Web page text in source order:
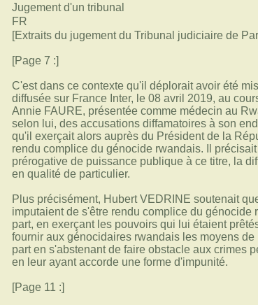
Jugement d'un tribunal
FR
[Extraits du jugement du Tribunal judiciaire de
[Page 7 :]
C'est dans ce contexte qu'il déplorait avoir été
diffusée sur France Inter, le 08 avril 2019, au
Annie FAURE, présentée comme médecin au
selon lui, des accusations diffamatoires à son
qu'il exerçait alors auprès du Président de la
rendu complice du génocide rwandais. Il
prérogative de puissance publique à ce titre, la
en qualité de particulier.
Plus précisément, Hubert VEDRINE soutenait
imputaient de s'être rendu complice du génocide
part, en exerçant les pouvoirs qui lui étaient
fournir aux génocidaires rwandais les moyens
part en s'abstenant de faire obstacle aux crimes
en leur ayant accorde une forme d'impunité.
[Page 11 :]